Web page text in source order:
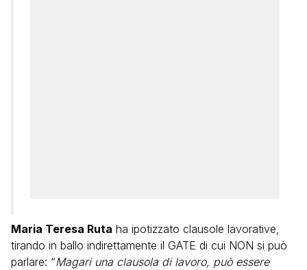
Maria Teresa Ruta ha ipotizzato clausole lavorative,
tirando in ballo indirettamente il GATE di cui NON si può
parlare: “Magari una clausola di lavoro, può essere